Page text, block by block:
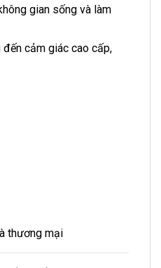
gian sống và làm
cảm giác cao cấp,
thương mại